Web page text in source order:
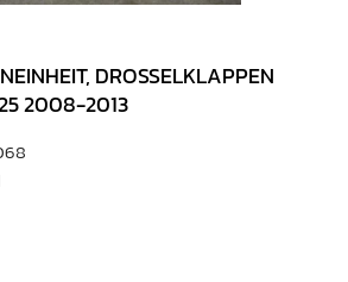
DROSSELKLAPPEN
2008-2013